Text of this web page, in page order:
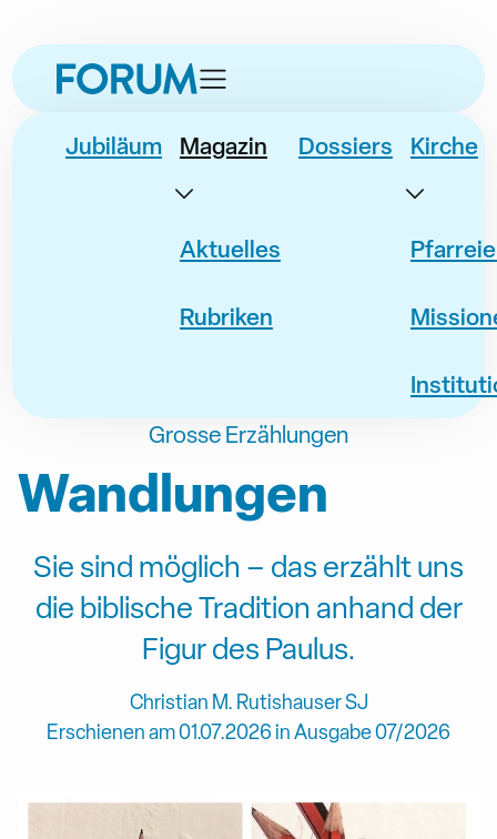
Navigation
springen
Inhalt
springen
Fusszeile
springen
Jubiläum Magazin
Aktuelles
Rubriken
Dossiers Kirche
Grosse Erzählungen
Wandlungen
Sie sind möglich – das erzählt uns
die biblische Tradition anhand der
Figur des Paulus.
Christian M. Rutishauser SJ
Erschienen am 01.07.2026 in Ausgabe 07/2026